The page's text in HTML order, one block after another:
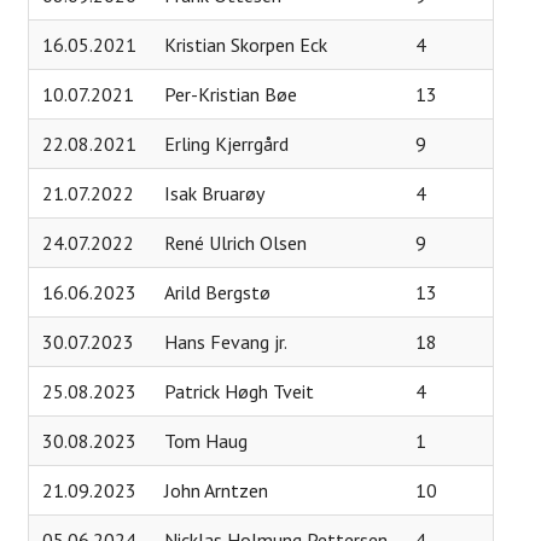
16.05.2021 Kristian Skorpen Eck 4
10.07.2021 Per-Kristian Bøe 13
22.08.2021 Erling Kjerrgård 9
21.07.2022 Isak Bruarøy 4
24.07.2022 René Ulrich Olsen 9
16.06.2023 Arild Bergstø 13
30.07.2023 Hans Fevang jr. 18
25.08.2023 Patrick Høgh Tveit 4
30.08.2023 Tom Haug 1
21.09.2023 John Arntzen 10